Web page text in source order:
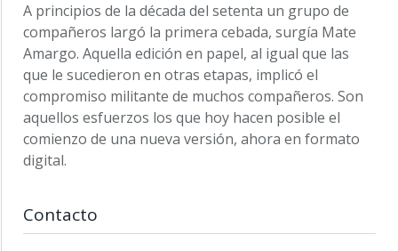
A principios de la década del setenta un grupo de
compañeros largó la primera cebada, surgía Mate
Amargo. Aquella edición en papel, al igual que las
que le sucedieron en otras etapas, implicó el
compromiso militante de muchos compañeros. Son
aquellos esfuerzos los que hoy hacen posible el
comienzo de una nueva versión, ahora en formato
digital.
Contacto